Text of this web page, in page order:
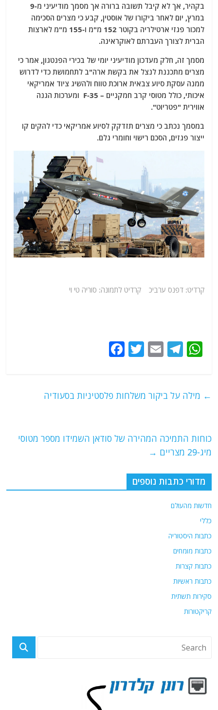
בקהיר, אך לא קיבל תשובה ברורה אך מסמך מודיעיני מ-9
במרץ, יום לאחר ביקורו של אוסטין, קבע כי מצרים הסכימה
למכור פגזי ארטילריה בקוטר 152 מ"מ ו-155 מ"מ לארצות
הברית לצורך העברתם לאוקראינה.
מסמך זה, חלק מעדכון מודיעיני יומי של בכירי הפנטגון, אמר כי
מצרים מתכננת לנצל את בקשת ארה"ב לתחמושת כדי לדרוש
ממנה עסקת סיוע צבאית ארוכת טווח ולהשיג ציוד אמריקאי
איכותי, כולל מטוסי קרב חמקניים – F-35 ומערכות הגנה
אווירית "פטריוט".
במסמך נכתב כי מצרים תזדקק לסיוע אמריקאי כדי להקים קו
ייצור פגזים, הסכם רישוי וחומרי גלם.
קרדיט: דפנס ערביכ קרדיט לתמונה: סוריה טי וי
W
s
p
T
g
E
l
T
er
e
o
← מילה על ביקור משלחות פלסטיניות בסעודיה
כוחות התמיכה המהירה של סודאן השמידו מספר מטוסי
מיג-29 מצריים
→
מדורי כתבות נוספים
חדשות מהעולם
כללי
כתבות היסטוריה
כתבות מומחים
כתבות קצרות
כתבות ראשיות
סקירות תשתית
קריקטורות